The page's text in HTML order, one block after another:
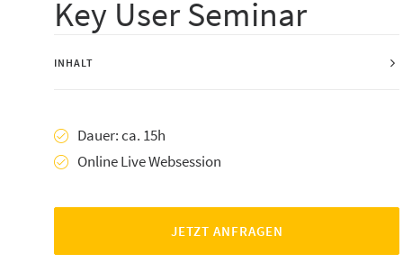
Key User Seminar
INHALT
Dauer: ca. 15h
Online Live Websession
JETZT ANFRAGEN